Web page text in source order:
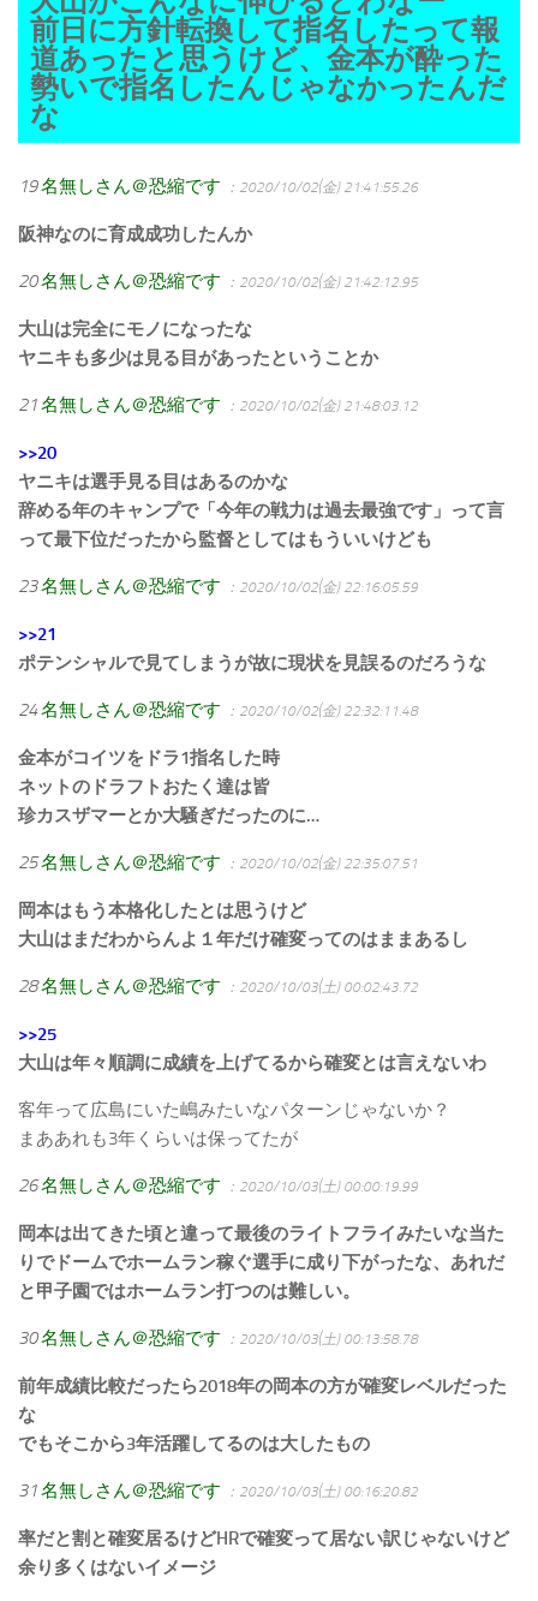
前日に方針転換して指名したって報
道あったと思うけど、金本が酔った
勢いで指名したんじゃなかったんだ
な
19名無しさん＠恐縮です ：2020/10/02(金) 21:41:55.26
阪神なのに育成成功したんか
20名無しさん＠恐縮です ：2020/10/02(金) 21:42:12.95
大山は完全にモノになったな
ヤニキも多少は見る目があったということか
21名無しさん＠恐縮です ：2020/10/02(金) 21:48:03.12
>>20
ヤニキは選手見る目はあるのかな
辞める年のキャンプで「今年の戦力は過去最強です」って言
って最下位だったから監督としてはもういいけども
23名無しさん＠恐縮です ：2020/10/02(金) 22:16:05.59
>>21
ポテンシャルで見てしまうが故に現状を見誤るのだろうな
24名無しさん＠恐縮です ：2020/10/02(金) 22:32:11.48
金本がコイツをドラ1指名した時
ネットのドラフトおたく達は皆
珍カスザマーとか大騒ぎだったのに…
25名無しさん＠恐縮です ：2020/10/02(金) 22:35:07.51
岡本はもう本格化したとは思うけど
大山はまだわからんよ１年だけ確変ってのはままあるし
28名無しさん＠恐縮です ：2020/10/03(土) 00:02:43.72
>>25
大山は年々順調に成績を上げてるから確変とは言えないわ
客年って広島にいた嶋みたいなパターンじゃないか？
まああれも3年くらいは保ってたが
26名無しさん＠恐縮です ：2020/10/03(土) 00:00:19.99
岡本は出てきた頃と違って最後のライトフライみたいな当た
りでドームでホームラン稼ぐ選手に成り下がったな、あれだ
と甲子園ではホームラン打つのは難しい。
30名無しさん＠恐縮です ：2020/10/03(土) 00:13:58.78
前年成績比較だったら2018年の岡本の方が確変レベルだった
な
でもそこから3年活躍してるのは大したもの
31名無しさん＠恐縮です ：2020/10/03(土) 00:16:20.82
率だと割と確変居るけどHRで確変って居ない訳じゃないけど
余り多くはないイメージ